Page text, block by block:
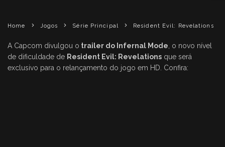
Home Jogos Série Principal Resident Evil: Revelations
A Capcom divulgou o trailer do Infernal Mode, o novo nível
de dificuldade de Resident Evil: Revelations que será
exclusivo para o relançamento do jogo em HD. Confira: